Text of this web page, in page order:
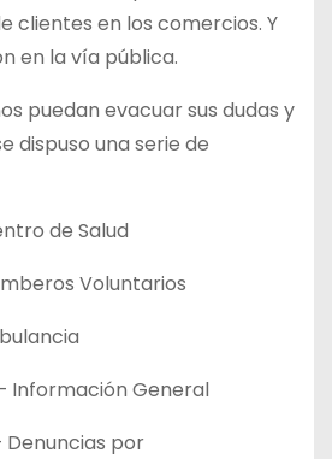
clientes en los comercios. Y
en la vía pública.
puedan evacuar sus dudas y
dispuso una serie de
de Salud
Voluntarios
General
por